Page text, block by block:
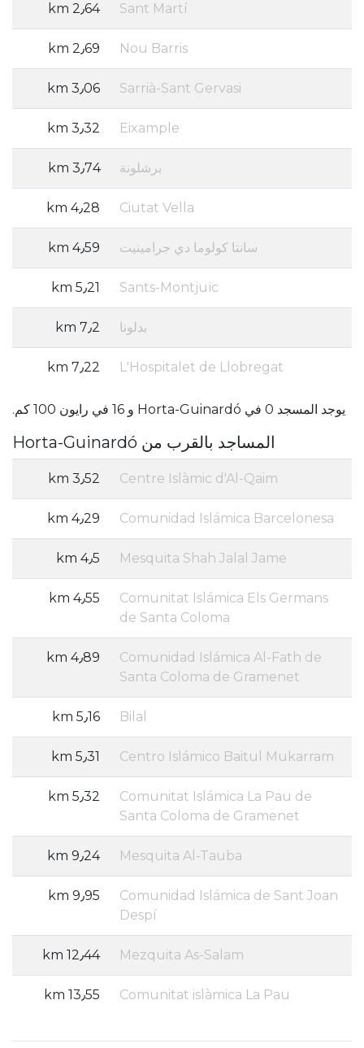
Sant Martí 2٫64 km
Nou Barris 2٫69 km
Sarrià-Sant Gervasi 3٫06 km
Eixample 3٫32 km
برشلونة 3٫74 km
Ciutat Vella 4٫28 km
سانتا كولوما دي جرامينيت 4٫59 km
Sants-Montjuïc 5٫21 km
بدلونا 7٫2 km
L'Hospitalet de Llobregat 7٫22 km
يوجد المسجد 0 في Horta-Guinardó و 16 في رايون 100 كم.
المساجد بالقرب من Horta-Guinardó
Centre Islàmic d'Al-Qaim 3٫52 km
Comunidad Islámica Barcelonesa 4٫29 km
Mesquita Shah Jalal Jame 4٫5 km
Comunitat Islámica Els Germans
de Santa Coloma
4٫55 km
Comunidad Islámica Al-Fath de
Santa Coloma de Gramenet
4٫89 km
Bilal 5٫16 km
Centro Islámico Baitul Mukarram 5٫31 km
Comunitat Islámica La Pau de
Santa Coloma de Gramenet
5٫32 km
Mesquita Al-Tauba 9٫24 km
Comunidad Islámica de Sant Joan
Despí
9٫95 km
Mezquita As-Salam 12٫44 km
Comunitat islàmica La Pau 13٫55 km